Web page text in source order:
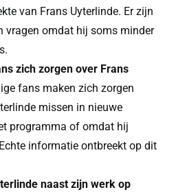
van Frans Uyterlinde. Er zijn
vragen omdat hij soms minder
zich zorgen over Frans
fans maken zich zorgen
missen in nieuwe
programma of omdat hij
informatie ontbreekt op dit
naast zijn werk op